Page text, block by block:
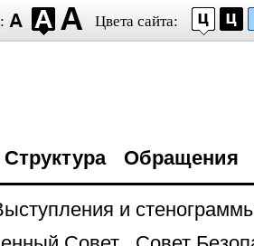
Цвета сайта:
Структура Обращения
и